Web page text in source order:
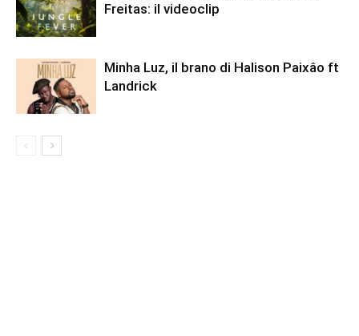
Freitas: il videoclip
Minha Luz, il brano di Halison Paixâo ft
Landrick